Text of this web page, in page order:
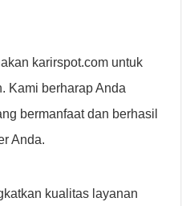
karirspot.com untuk
Kami berharap Anda
bermanfaat dan berhasil
Anda.
kualitas layanan